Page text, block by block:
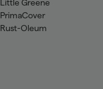
Little Greene
PrimaCover
Rust-Oleum